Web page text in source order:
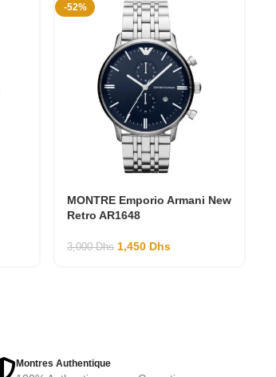
-52%
MONTRE Emporio Armani New
Retro AR1648
3,000Dhs 1,450 Dhs
Montres Authentique